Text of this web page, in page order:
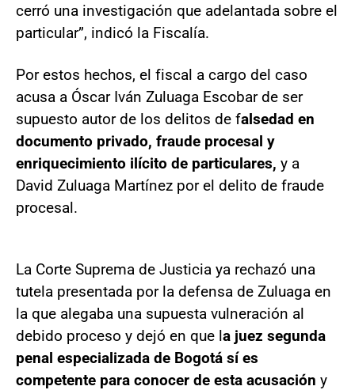
cerró una investigación que adelantada sobre el
particular”, indicó la Fiscalía.
Por estos hechos, el fiscal a cargo del caso
acusa a Óscar Iván Zuluaga Escobar de ser
supuesto autor de los delitos de falsedad en
documento privado, fraude procesal y
enriquecimiento ilícito de particulares, y a
David Zuluaga Martínez por el delito de fraude
procesal.
La Corte Suprema de Justicia ya rechazó una
tutela presentada por la defensa de Zuluaga en
la que alegaba una supuesta vulneración al
debido proceso y dejó en que la juez segunda
penal especializada de Bogotá sí es
competente para conocer de esta acusación y